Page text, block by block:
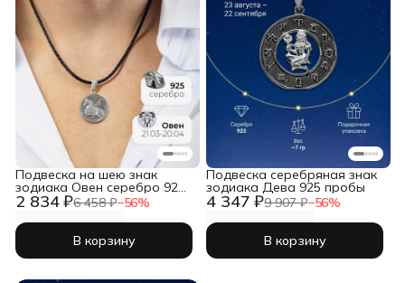
2 834 ₽6 458 ₽−56%
Подвеска на шею знак
зодиака Овен серебро 925
пробы
В корзину
4 347 ₽9 907 ₽−56%
Подвеска серебряная знак
зодиака Дева 925 пробы
В корзину